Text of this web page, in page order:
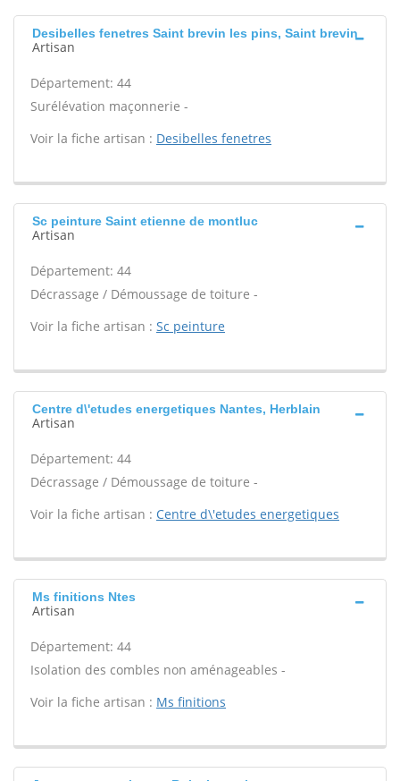
Desibelles fenetres Saint brevin les pins, Saint brevin
Artisan
Département: 44
Surélévation maçonnerie -
Voir la fiche artisan : Desibelles fenetres
Sc peinture Saint etienne de montluc
Artisan
Département: 44
Décrassage / Démoussage de toiture -
Voir la fiche artisan : Sc peinture
Centre d\'etudes energetiques Nantes, Herblain
Artisan
Département: 44
Décrassage / Démoussage de toiture -
Voir la fiche artisan : Centre d\'etudes energetiques
Ms finitions Ntes
Artisan
Département: 44
Isolation des combles non aménageables -
Voir la fiche artisan : Ms finitions